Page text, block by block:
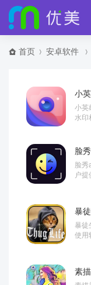
首页 安卓软件
小
小英
水印
脸
脸
户
暴
暴徒
使用
素